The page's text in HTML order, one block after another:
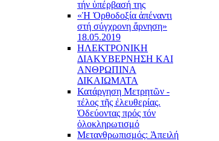
τήν ὑπέρβασή της
«Ἡ Ὀρθοδοξία ἀπέναντι
στή σύγχρονη ἄρνηση»
18.05.2019
ΗΛΕΚΤΡΟΝΙΚΗ
ΔΙΑΚΥΒΕΡΝΗΣΗ ΚΑΙ
ΑΝΘΡΩΠΙΝΑ
ΔΙΚΑΙΩΜΑΤΑ
Κατάργηση Μετρητῶν -
τέλος τῆς ἐλευθερίας.
Ὁδεύοντας πρός τόν
ὁλοκληρωτισμό
Μετανθρωπισμός: Ἀπειλή